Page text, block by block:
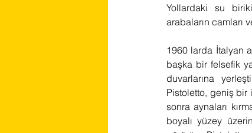
Yollardaki su
arabaların camları
1960 larda İtalyan
başka bir felsefik
duvarlarına
Pistoletto, geniş
sonra aynaları
boyalı yüzey